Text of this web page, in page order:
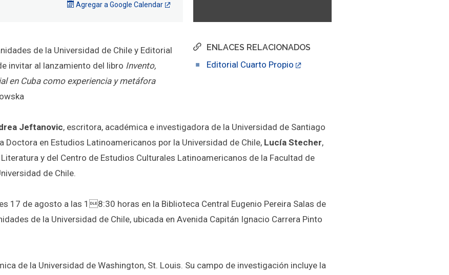
Agregar a Google Calendar
ENLACES RELACIONADOS
Editorial Cuarto Propio
de la Universidad de Chile y Editorial
invitar al lanzamiento del libro Invento,
en Cuba como experiencia y metáfora
Jeftanovic, escritora, académica e investigadora de la Universidad de Santiago
Doctora en Estudios Latinoamericanos por la Universidad de Chile, Lucía Stecher,
y del Centro de Estudios Culturales Latinoamericanos de la Facultad de
de Chile.
17 de agosto a las 18:30 horas en la Biblioteca Central Eugenio Pereira Salas de
de la Universidad de Chile, ubicada en Avenida Capitán Ignacio Carrera Pinto
de la Universidad de Washington, St. Louis. Su campo de investigación incluye la